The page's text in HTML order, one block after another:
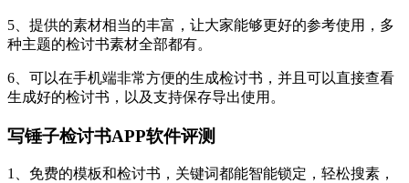
5、提供的素材相当的丰富，让大家能够更好的参考使用，多
种主题的检讨书素材全部都有。
6、可以在手机端非常方便的生成检讨书，并且可以直接查看
生成好的检讨书，以及支持保存导出使用。
写锤子检讨书APP软件评测
1、免费的模板和检讨书，关键词都能智能锁定，轻松搜素，